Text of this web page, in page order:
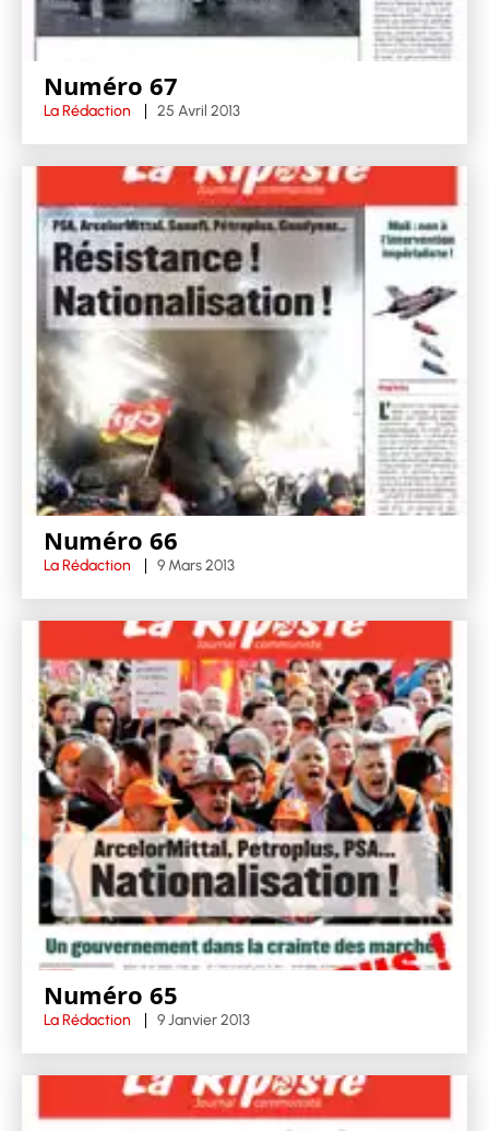
Numéro 67
La Rédaction 25 Avril 2013
Numéro 66
La Rédaction 9 Mars 2013
Numéro 65
La Rédaction 9 Janvier 2013